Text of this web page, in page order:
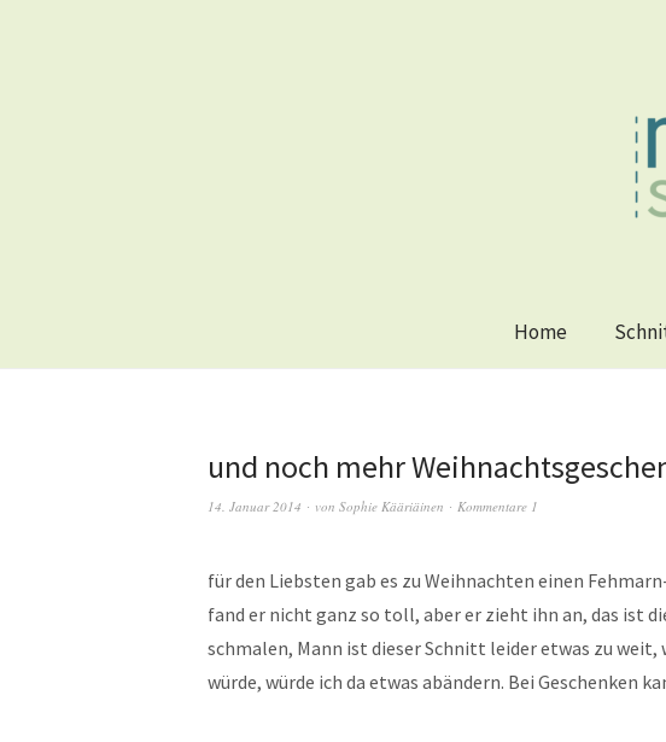
Home
und noch mehr
14. Januar 2014 von Sophie Kääriäinen Kommentare 1
für den Liebsten gab es zu Weihnachten einen
fand er nicht ganz so toll, aber er zieht ihn an, das ist
schmalen, Mann ist dieser Schnitt leider etwas zu
würde, würde ich da etwas abändern. Bei Geschenken